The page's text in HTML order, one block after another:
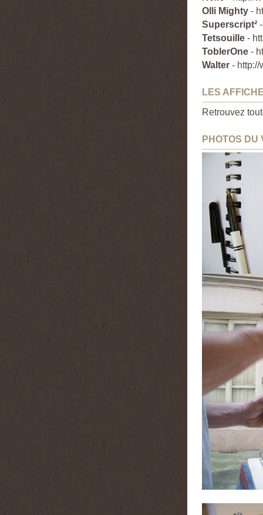
Olli Mighty -
Superscript²
Tetsouille -
ToblerOne -
Walter -
LES
Retrouvez
PHOTOS DU